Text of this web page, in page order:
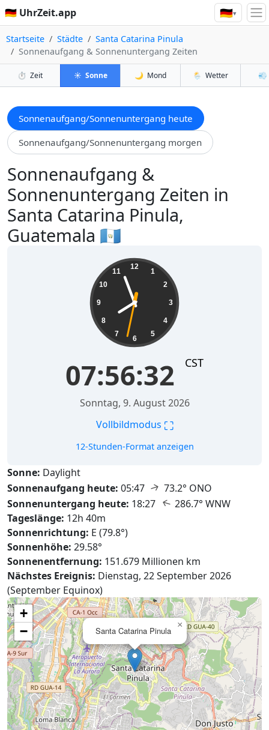
🇩🇪 UhrZeit.app 🇩🇪▾
Startseite Städte
Santa Catarina Pinula
Sonnenaufgang & Sonnenuntergang Zeiten
⏱️ Zeit ☀️ Sonne 🌙 Mond 🌦️ Wetter 💨
Sonnenaufgang/Sonnenuntergang heute
Sonnenaufgang/Sonnenuntergang morgen
Sonnenaufgang &
Sonnenuntergang Zeiten in
Santa Catarina Pinula,
Guatemala 🇬🇹
12
1
2
3
4
5
6
7
8
9
10
11
07:56:34 CST
Sonntag, 9. August 2026
Vollbildmodus ⛶
12-Stunden-Format anzeigen
Sonne: Daylight
Sonnenaufgang heute: 05:47 ↑ 73.2° ONO
Sonnenuntergang heute: 18:27 ↑ 286.7° WNW
Tageslänge: 12h 40m
Sonnenrichtung: E (79.8°)
Sonnenhöhe: 29.58°
Sonnenentfernung: 151.679 Millionen km
Nächstes Ereignis: Dienstag, 22 September 2026
(September Equinox)
Santa Catarina Pinula
×
+
−